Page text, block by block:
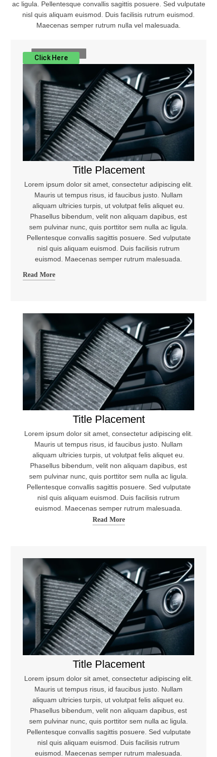
ac ligula. Pellentesque convallis sagittis posuere. Sed vulputate
nisl quis aliquam euismod. Duis facilisis rutrum euismod.
Maecenas semper rutrum nulla vel malesuada.
Click Here
Title Placement
Lorem ipsum dolor sit amet, consectetur adipiscing elit.
Mauris ut tempus risus, id faucibus justo. Nullam
aliquam ultricies turpis, ut volutpat felis aliquet eu.
Phasellus bibendum, velit non aliquam dapibus, est
sem pulvinar nunc, quis porttitor sem nulla ac ligula.
Pellentesque convallis sagittis posuere. Sed vulputate
nisl quis aliquam euismod. Duis facilisis rutrum
euismod. Maecenas semper rutrum malesuada.
Read More
Title Placement
Lorem ipsum dolor sit amet, consectetur adipiscing elit.
Mauris ut tempus risus, id faucibus justo. Nullam
aliquam ultricies turpis, ut volutpat felis aliquet eu.
Phasellus bibendum, velit non aliquam dapibus, est
sem pulvinar nunc, quis porttitor sem nulla ac ligula.
Pellentesque convallis sagittis posuere. Sed vulputate
nisl quis aliquam euismod. Duis facilisis rutrum
euismod. Maecenas semper rutrum malesuada.
Read More
Title Placement
Lorem ipsum dolor sit amet, consectetur adipiscing elit.
Mauris ut tempus risus, id faucibus justo. Nullam
aliquam ultricies turpis, ut volutpat felis aliquet eu.
Phasellus bibendum, velit non aliquam dapibus, est
sem pulvinar nunc, quis porttitor sem nulla ac ligula.
Pellentesque convallis sagittis posuere. Sed vulputate
nisl quis aliquam euismod. Duis facilisis rutrum
euismod. Maecenas semper rutrum malesuada.